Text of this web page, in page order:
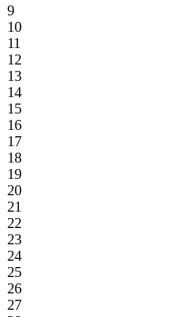
9
10
11
12
13
14
15
16
17
18
19
20
21
22
23
24
25
26
27